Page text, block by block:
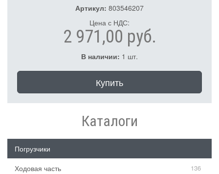
Артикул: 803546207
Цена с НДС:
2 971,00 руб.
В наличии: 1 шт.
Купить
Каталоги
Погрузчики
Ходовая часть
136